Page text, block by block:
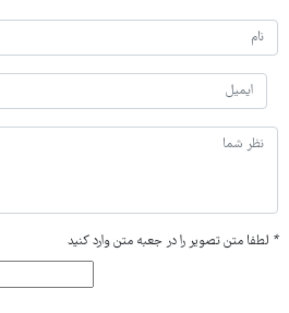
* لطفا متن تصویر را در جعبه متن وارد کنید